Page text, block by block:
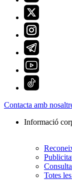
Contacta amb
Informació
Totes